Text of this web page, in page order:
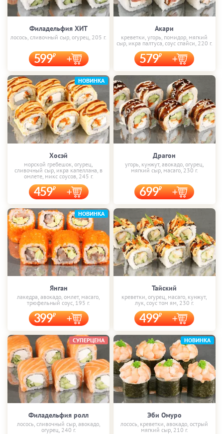
Филадельфия ХИТ
лосось, сливочный сыр, огурец, 205 г.
599
Акари
креветки, угорь, помидор, мягкий
сыр, икра палтуса, соус спайси, 220 г.
579
Хосэй
морской гребешок, огурец,
сливочный сыр, икра капеллана, в
омлете, микс соусов, 245 г.
459
НОВИНКА
Драгон
угорь, кунжут, авокадо, огурец,
мягкий сыр, масаго, 230 г.
699
Янган
лакедра, авокадо, омлет, масаго,
трюфельный соус, 195 г.
399
НОВИНКА
Тайский
креветки, огурец, масаго, кунжут,
лук, соус том ям, 230 г.
499
Филадельфия ролл
лосось, сливочный сыр, авокадо,
огурец, 240 г.
СУПЕРЦЕНА
Эби Омуро
лосось, креветки, авокадо, острый
мягкий сыр, 210 г.
НОВИНКА